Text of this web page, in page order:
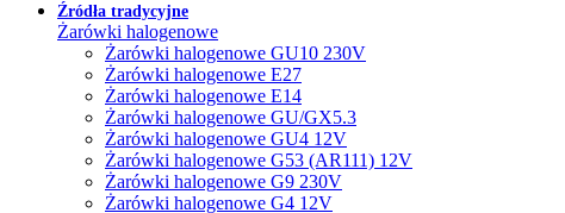
Źródła tradycyjne
Żarówki halogenowe
Żarówki halogenowe GU10 230V
Żarówki halogenowe E27
Żarówki halogenowe E14
Żarówki halogenowe GU/GX5.3
Żarówki halogenowe GU4 12V
Żarówki halogenowe G53 (AR111) 12V
Żarówki halogenowe G9 230V
Żarówki halogenowe G4 12V